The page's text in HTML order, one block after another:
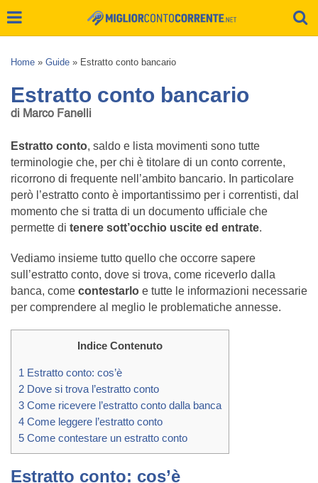
Home » Guide » Estratto conto bancario
Estratto conto bancario
di Marco Fanelli
Estratto conto, saldo e lista movimenti sono tutte
terminologie che, per chi è titolare di un conto corrente,
ricorrono di frequente nell’ambito bancario. In particolare
però l’estratto conto è importantissimo per i correntisti, dal
momento che si tratta di un documento ufficiale che
permette di tenere sott’occhio uscite ed entrate.
Vediamo insieme tutto quello che occorre sapere
sull’estratto conto, dove si trova, come riceverlo dalla
banca, come contestarlo e tutte le informazioni necessarie
per comprendere al meglio le problematiche annesse.
Indice Contenuto
1 Estratto conto: cos’è
2 Dove si trova l’estratto conto
3 Come ricevere l’estratto conto dalla banca
4 Come leggere l’estratto conto
5 Come contestare un estratto conto
Estratto conto: cos’è